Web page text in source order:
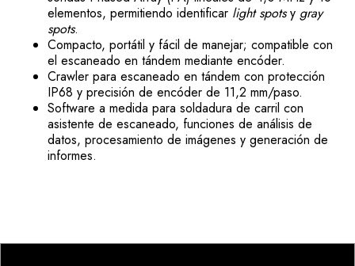
elementos, permitiendo identificar light spotsy gray
spots.
Compacto, portátil y fácil de manejar; compatible con
el escaneado en tándem mediante encóder.
Crawler para escaneado en tándem con protección
IP68 y precisión de encóder de 11,2 mm/paso.
Software a medida para soldadura de carril con
asistente de escaneado, funciones de análisis de
datos, procesamiento de imágenes y generación de
informes.